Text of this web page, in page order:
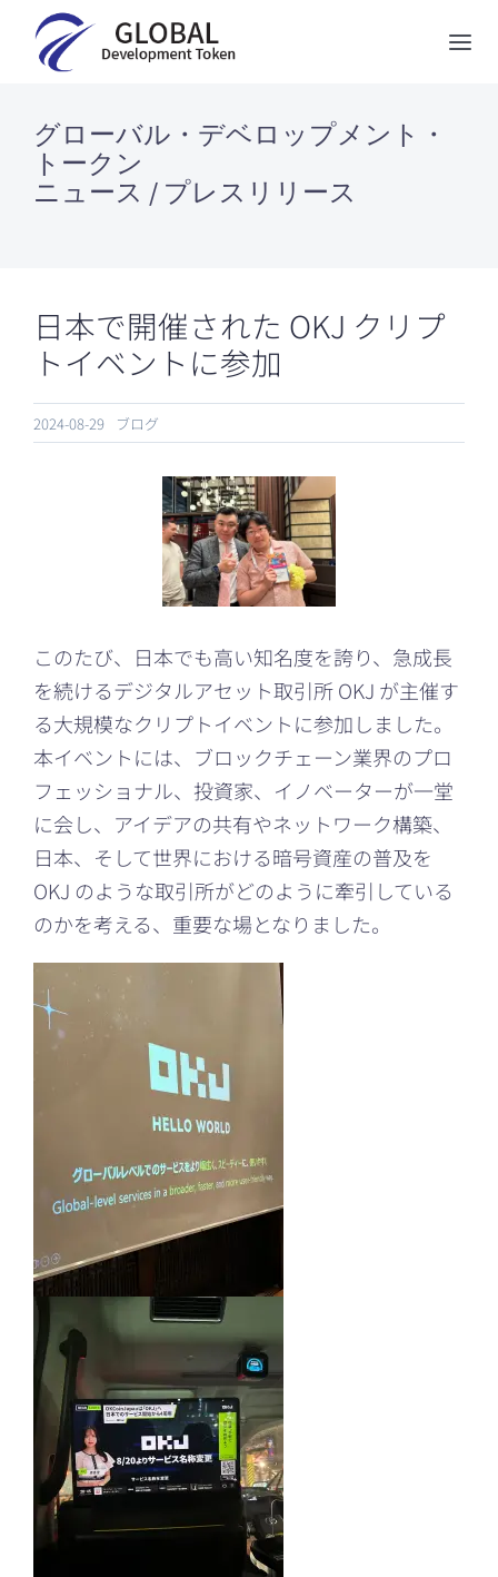
content
お問い合わせ
English
グローバル・デベロップメント・
トークン
ニュース / プレスリリース
日本で開催された OKJ クリプ
トイベントに参加
2024-08-29 ブログ
このたび、日本でも高い知名度を誇り、急成長
を続けるデジタルアセット取引所 OKJ が主催す
る大規模なクリプトイベントに参加しました。
本イベントには、ブロックチェーン業界のプロ
フェッショナル、投資家、イノベーターが一堂
に会し、アイデアの共有やネットワーク構築、
日本、そして世界における暗号資産の普及を
OKJ のような取引所がどのように牽引している
のかを考える、重要な場となりました。